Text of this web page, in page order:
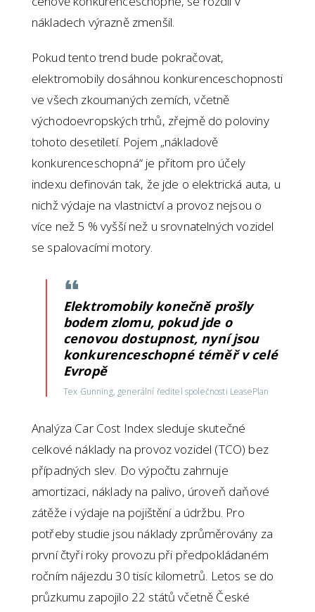
nákladech výrazně zmenšil.
Pokud tento trend bude pokračovat,
elektromobily dosáhnou konkurenceschopnosti
ve všech zkoumaných zemích, včetně
východoevropských trhů, zřejmě do poloviny
tohoto desetiletí. Pojem „nákladově
konkurenceschopná“ je přitom pro účely
indexu definován tak, že jde o elektrická auta, u
nichž výdaje na vlastnictví a provoz nejsou o
více než 5 % vyšší než u srovnatelných vozidel
se spalovacími motory.
Elektromobily konečně prošly
bodem zlomu, pokud jde o
cenovou dostupnost, nyní jsou
konkurenceschopné téměř v celé
Evropě
Tex Gunning, generální ředitel společnosti LeasePlan
Analýza Car Cost Index sleduje skutečné
celkové náklady na provoz vozidel (TCO) bez
případných slev. Do výpočtu zahrnuje
amortizaci, náklady na palivo, úroveň daňové
zátěže i výdaje na pojištění a údržbu. Pro
potřeby studie jsou náklady zprůměrovány za
první čtyři roky provozu při předpokládaném
ročním nájezdu 30 tisíc kilometrů. Letos se do
průzkumu zapojilo 22 států včetně České